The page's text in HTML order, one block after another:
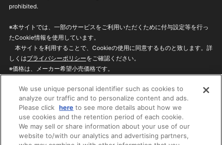
prohibited.
※本サイトでは、一部のサービスをご利用いただくために付与設定等を行っ
たCookie情報を使用しています。
本サイトを利用することで、Cookieの使用に同意するものと致します。詳
しくはプライバシーポリシーをご確認ください。
※価格は、メーカー希望小売価格です。
ざいますのでご了承ください。
privacypolicy
Do Not Sell or Share My
Personal Information
ウェブサイトご利用条件
ソーシャルメディアポリシー
We use unique personal identifier such as cookies to
analyze our traffic and to personalize content and ads.
Please click here to see more details about how we
use cookies and the retention period of each cookie.
We may sell or share information about your use of our
website to/with our analytics and advertising partners,